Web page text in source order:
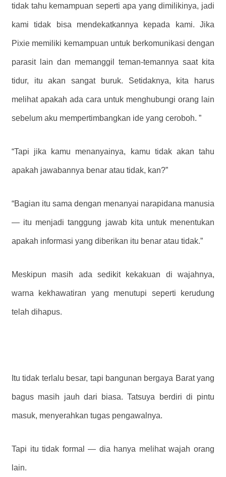
tidak tahu kemampuan seperti apa yang dimilikinya, jadi
kami tidak bisa mendekatkannya kepada kami. Jika
Pixie memiliki kemampuan untuk berkomunikasi dengan
parasit lain dan memanggil teman-temannya saat kita
tidur, itu akan sangat buruk. Setidaknya, kita harus
melihat apakah ada cara untuk menghubungi orang lain
sebelum aku mempertimbangkan ide yang ceroboh. ”
“Tapi jika kamu menanyainya, kamu tidak akan tahu
apakah jawabannya benar atau tidak, kan?”
“Bagian itu sama dengan menanyai narapidana manusia
— itu menjadi tanggung jawab kita untuk menentukan
apakah informasi yang diberikan itu benar atau tidak.”
Meskipun masih ada sedikit kekakuan di wajahnya,
warna kekhawatiran yang menutupi seperti kerudung
telah dihapus.
Itu tidak terlalu besar, tapi bangunan bergaya Barat yang
bagus masih jauh dari biasa. Tatsuya berdiri di pintu
masuk, menyerahkan tugas pengawalnya.
Tapi itu tidak formal — dia hanya melihat wajah orang
lain.